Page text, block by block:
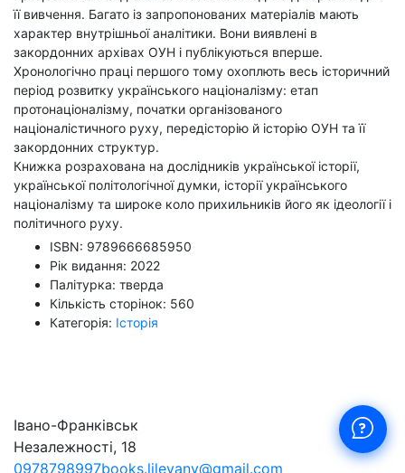
її вивчення. Багато із запропонованих матеріалів мають
характер внутрішньої аналітики. Вони виявлені в
закордонних архівах ОУН і публікуються вперше.
Хронологічно праці першого тому охоплють весь історичний
період розвитку українського націоналізму: етап
протонаціоналізму, початки організованого
націоналістичного руху, передісторію й історію ОУН та її
закордонних структур.
Книжка розрахована на дослідників української історії,
української політологічної думки, історії українського
націоналізму та широке коло прихильників його як ідеології і
політичного руху.
ISBN: 9789666685950
Рік видання: 2022
Палітурка: тверда
Кількість сторінок: 560
Категорія: Історія
Івано-Франківськ
Незалежності, 18
0978798997books.lileyanv@gmail.com